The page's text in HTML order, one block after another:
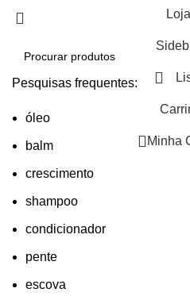
Pesquisas frequentes:
óleo
balm
crescimento
shampoo
condicionador
pente
escova
Loja
Minha